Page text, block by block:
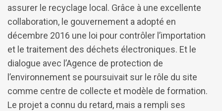
assurer le recyclage local. Grâce à une excellente
collaboration, le gouvernement a adopté en
décembre 2016 une loi pour contrôler l’importation
et le traitement des déchets électroniques. Et le
dialogue avec l’Agence de protection de
l’environnement se poursuivait sur le rôle du site
comme centre de collecte et modèle de formation.
Le projet a connu du retard, mais a rempli ses